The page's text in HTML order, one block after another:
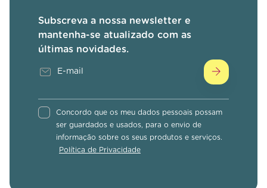
Subscreva a nossa newsletter e
mantenha-se atualizado com as
últimas novidades.
Concordo que os meu dados pessoais possam
ser guardados e usados, para o envio de
informação sobre os seus produtos e serviços.
Política de Privacidade